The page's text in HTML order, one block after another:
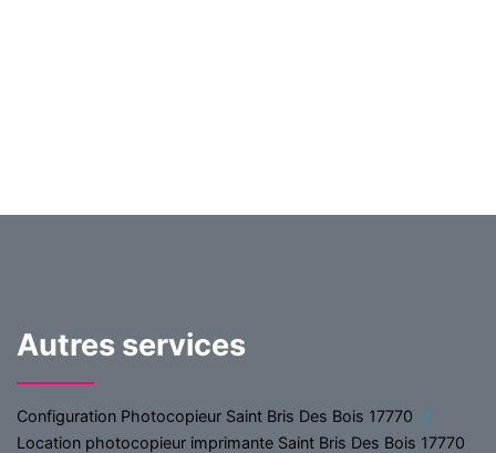
Autres services
Configuration Photocopieur Saint Bris Des Bois 17770
Location photocopieur imprimante Saint Bris Des Bois 17770